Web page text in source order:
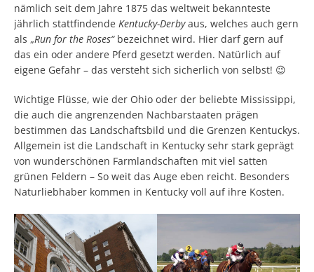
nämlich seit dem Jahre 1875 das weltweit bekannteste
jährlich stattfindende Kentucky-Derbyaus, welches auch gern
als „Run for the Roses“ bezeichnet wird. Hier darf gern auf
das ein oder andere Pferd gesetzt werden. Natürlich auf
eigene Gefahr – das versteht sich sicherlich von selbst! 😉
Wichtige Flüsse, wie der Ohio oder der beliebte Mississippi,
die auch die angrenzenden Nachbarstaaten prägen
bestimmen das Landschaftsbild und die Grenzen Kentuckys.
Allgemein ist die Landschaft in Kentucky sehr stark geprägt
von wunderschönen Farmlandschaften mit viel satten
grünen Feldern – So weit das Auge eben reicht. Besonders
Naturliebhaber kommen in Kentucky voll auf ihre Kosten.